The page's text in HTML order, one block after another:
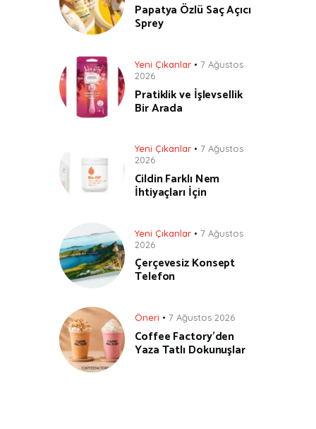
Papatya Özlü Saç Açıcı
Sprey
Yeni Çıkanlar
7 Ağustos
2026
Pratiklik ve İşlevsellik
Bir Arada
Yeni Çıkanlar
7 Ağustos
2026
Cildin Farklı Nem
İhtiyaçları İçin
Yeni Çıkanlar
7 Ağustos
2026
Çerçevesiz Konsept
Telefon
Öneri 7 Ağustos 2026
Coffee Factory’den
Yaza Tatlı Dokunuşlar